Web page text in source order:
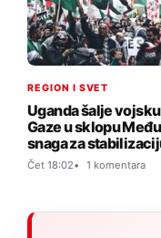
REGION I SVET
Uganda šalje
Gaze u sklopu
snaga za
Čet 18:02 1 komentara